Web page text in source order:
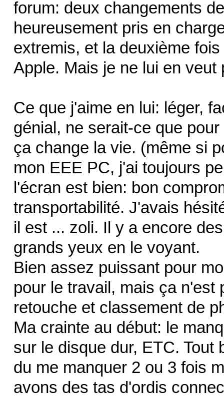
forum: deux changements
heureusement pris en
extremis, et la deuxième
Apple. Mais je ne lui en veut
Ce que j'aime en lui: léger,
génial, ne serait-ce que
ça change la vie. (même si
mon EEE PC, j'ai toujours
l'écran est bien: bon
transportabilité. J'avais
il est ... zoli. Il y a encore
grands yeux en le voyant.
Bien assez puissant pour
pour le travail, mais ça n'est
retouche et classement de
Ma crainte au début: le
sur le disque dur, ETC. Tout
du me manquer 2 ou 3 fois
avons des tas d'ordis